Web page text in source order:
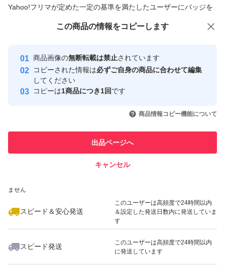
Yahoo!フリマが定めた一定の基準を満たしたユーザーにバッジを
付与しています
安心取引出品者
心・安全なユーザーです
取引実績
引を完了させた実績があります
での取引実績があります
ません
スピード＆安心発送
このユーザーは高頻度で24時間以内
＆設定した発送日数内に発送していま
す
スピード発送
このユーザーは高頻度で24時間以内
に発送しています
この商品の情報をコピーします
商品画像の無断転載は禁止されています
コピーされた情報は必ずご自身の商品に合わせて編集
してください
コピーは1商品につき1回です
商品情報コピー機能について
出品ページへ
キャンセル
この商品をみている人にオススメ
いいね！
2,490